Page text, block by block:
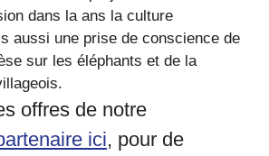
dans la ans la culture
aussi une prise de conscience de
sur les éléphants et de la
offres de notre
ici, pour de